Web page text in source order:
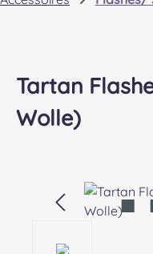
Tartan
Wolle)
Bildergalerie